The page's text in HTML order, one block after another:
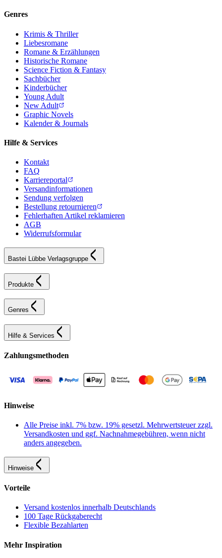
Genres
Krimis & Thriller
Liebesromane
Romane & Erzählungen
Historische Romane
Science Fiction & Fantasy
Sachbücher
Kinderbücher
Young Adult
New Adult
Graphic Novels
Kalender & Journals
Hilfe & Services
Kontakt
FAQ
Karriereportal
Versandinformationen
Sendung verfolgen
Bestellung retournieren
Fehlerhaften Artikel reklamieren
AGB
Widerrufsformular
Bastei Lübbe Verlagsgruppe
Produkte
Genres
Hilfe & Services
Zahlungsmethoden
Hinweise
Alle Preise inkl. 7% bzw. 19% gesetzl. Mehrwertsteuer zzgl.
Versandkosten und ggf. Nachnahmegebühren, wenn nicht
anders angegeben.
Hinweise
Vorteile
Versand kostenlos innerhalb Deutschlands
100 Tage Rückgaberecht
Flexible Bezahlarten
Mehr Inspiration